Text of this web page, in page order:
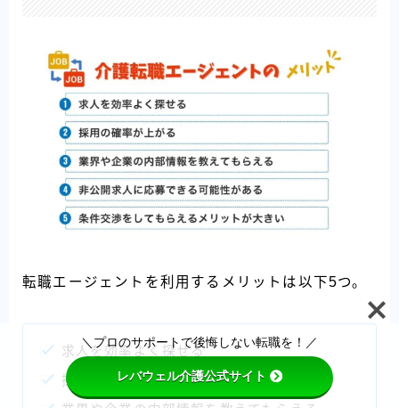
転職エージェントを利用するメリットは以下5つ。
求人を効率よく探せる
採用の確率が上がる
＼プロのサポートで後悔しない転職を！／
レバウェル介護公式サイト